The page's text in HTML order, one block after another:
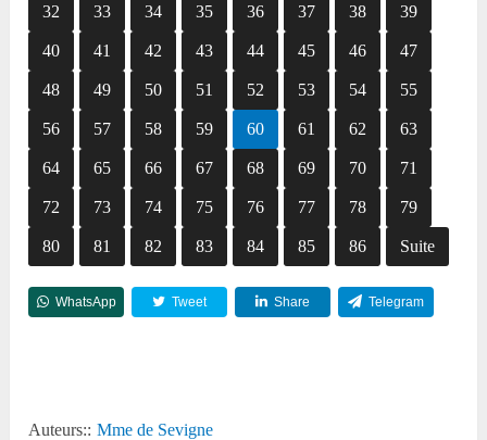
32 33 34 35 36 37 38 39
40 41 42 43 44 45 46 47
48 49 50 51 52 53 54 55
56 57 58 59 60 61 62 63
64 65 66 67 68 69 70 71
72 73 74 75 76 77 78 79
80 81 82 83 84 85 86 Suite
WhatsApp Tweet Share Telegram
Auteurs:: Mme de Sevigne